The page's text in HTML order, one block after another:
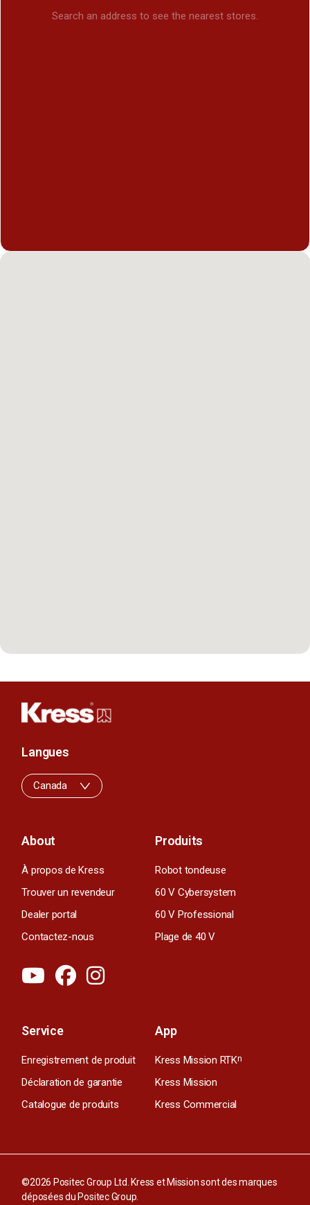
Search an address to see the nearest stores.
About
À propos de Kress
Trouver un revendeur
Dealer portal
Contactez-nous
Produits
Robot tondeuse
60 V Cybersystem
60 V Professional
Plage de 40 V
Service
Enregistrement de produit
Déclaration de garantie
Catalogue de produits
App
Kress Mission RTKn
Kress Mission
Kress Commercial
Langues
Canada
©2026 Positec Group Ltd. Kress et Mission sont des marques
déposées du Positec Group.